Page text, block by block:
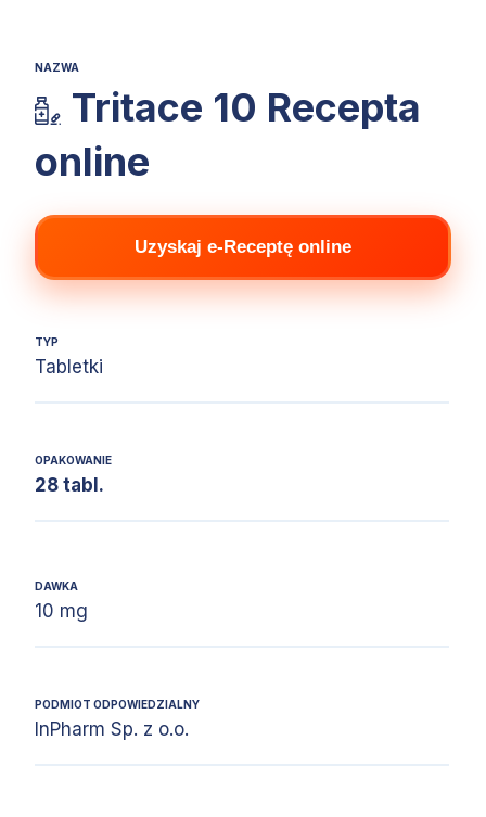
NAZWA
Tritace 10 Recepta
online
Uzyskaj e-Receptę online
TYP
Tabletki
OPAKOWANIE
28 tabl.
DAWKA
10 mg
PODMIOT ODPOWIEDZIALNY
InPharm Sp. z o.o.